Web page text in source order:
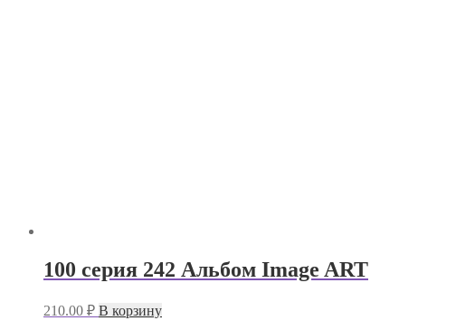
100 серия 242 Альбом Image ART
210.00 ₽ В корзину